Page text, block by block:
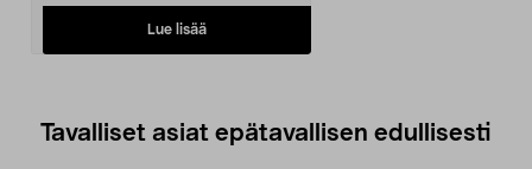
Lue lisää
Tavalliset asiat epätavallisen edullisesti